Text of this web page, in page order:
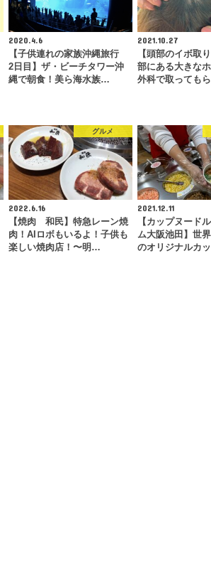
2020.4.6
【子供連れの家族沖縄旅行
2日目】ザ・ビーチタワー沖
縄で朝食！美ら海水族…
2021.10.27
【頭部のイボ取
部にある大きな
外科で取ってもら
グルメ
2022.6.16
【焼肉 和民】特急レーン焼
肉！AIロボもいるよ！子供も
楽しい焼肉店！〜明…
2021.12.11
【カップヌード
ム大阪池田】世
のオリジナルカ